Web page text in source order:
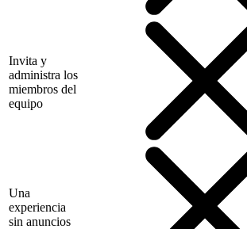
Invita y
administra los
miembros del
equipo
Una
experiencia
sin anuncios